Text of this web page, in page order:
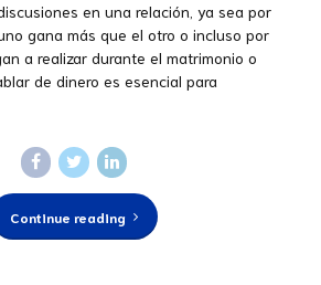
en una relación, ya sea por
gana más que el otro o incluso por
a realizar durante el matrimonio o
de dinero es esencial para
Continue reading